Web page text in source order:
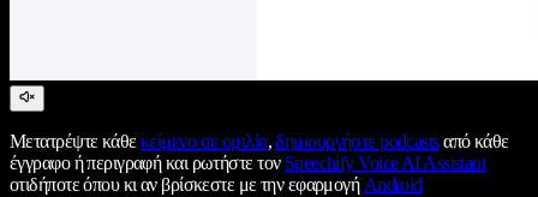
Μετατρέψτε κάθεκείμενο σε ομιλία,δημιουργήστε podcastsαπό κάθε
έγγραφο ή περιγραφή και ρωτήστε τον Speechify Voice AI Assistant
οτιδήποτε όπου κι αν βρίσκεστε με την εφαρμογήAndroid